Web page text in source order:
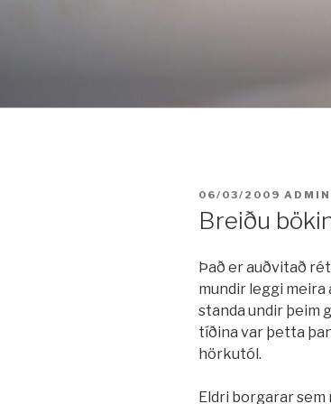
BIRT:
06/03/2009 ADMIN
Breiðu
Það er auðvitað
mundir leggi
standa undir þeim
tíðina var þetta
hörkutól.
Eldri borgarar